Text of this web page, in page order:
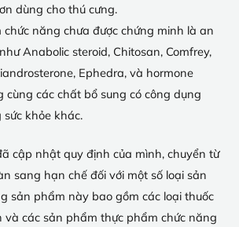
dùng cho thú cưng.
chức năng chưa được chứng minh là an
Anabolic steroid, Chitosan, Comfrey,
Ephedra, và hormone
cùng các chất bổ sung có công dụng
khỏe khác.
cập nhật quy định của mình, chuyển từ
sang hạn chế đối với một số loại sản
sản phẩm này bao gồm các loại thuốc
và các sản phẩm thực phẩm chức năng